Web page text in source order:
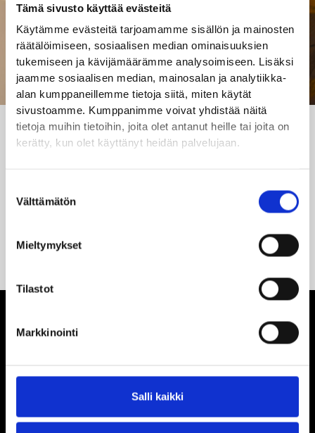
Tämä sivusto käyttää evästeitä
Käytämme evästeitä tarjoamamme sisällön ja mainosten
räätälöimiseen, sosiaalisen median ominaisuuksien
tukemiseen ja kävijämäärämme analysoimiseen. Lisäksi
jaamme sosiaalisen median, mainosalan ja analytiikka-
alan kumppaneillemme tietoja siitä, miten käytät
sivustoamme. Kumppanimme voivat yhdistää näitä
tietoja muihin tietoihin, joita olet antanut heille tai joita on
kerätty, kun olet käyttänyt heidän palvelujaan.
valinta
Välttämätön
Mieltymykset
Tilastot
Markkinointi
Salli kaikki
kahvilat
Kaikki Muoti Koti
Vapaa-aika
Ihmisiä, iloa ja
ihmeteltävää